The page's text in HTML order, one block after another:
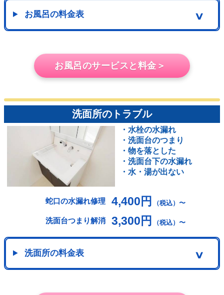
お風呂の料金表 ∨
お風呂のサービスと料金＞
洗面所のトラブル
・水栓の水漏れ
・洗面台のつまり
・物を落とした
・洗面台下の水漏れ
・水・湯が出ない
蛇口の水漏れ修理 4,400円 （税込）〜
洗面台つまり解消 3,300円 （税込）〜
洗面所の料金表 ∨